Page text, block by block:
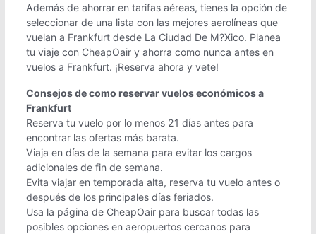
Además de ahorrar en tarifas aéreas, tienes la opción de
seleccionar de una lista con las mejores aerolíneas que
vuelan a Frankfurt desde La Ciudad De M?Xico. Planea
tu viaje con CheapOair y ahorra como nunca antes en
vuelos a Frankfurt. ¡Reserva ahora y vete!
Consejos de como reservar vuelos económicos a
Frankfurt
Reserva tu vuelo por lo menos 21 días antes para
encontrar las ofertas más barata.
Viaja en días de la semana para evitar los cargos
adicionales de fin de semana.
Evita viajar en temporada alta, reserva tu vuelo antes o
después de los principales días feriados.
Usa la página de CheapOair para buscar todas las
posibles opciones en aeropuertos cercanos para